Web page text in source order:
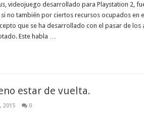
videojuego desarrollado para Playstation 2,
no también por ciertos recursos ocupados en
que se ha desarrollado con el pasar de los
Este habla …
estar de vuelta.
2015 0